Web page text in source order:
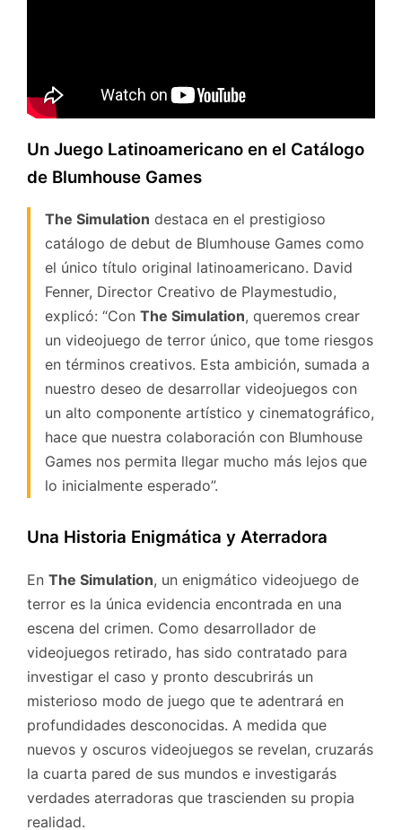
Un Juego Latinoamericano en el Catálogo
de Blumhouse Games
The Simulation destaca en el prestigioso
catálogo de debut de Blumhouse Games como
el único título original latinoamericano. David
Fenner, Director Creativo de Playmestudio,
explicó: “Con The Simulation, queremos crear
un videojuego de terror único, que tome riesgos
en términos creativos. Esta ambición, sumada a
nuestro deseo de desarrollar videojuegos con
un alto componente artístico y cinematográfico,
hace que nuestra colaboración con Blumhouse
Games nos permita llegar mucho más lejos que
lo inicialmente esperado”.
Una Historia Enigmática y Aterradora
En The Simulation, un enigmático videojuego de
terror es la única evidencia encontrada en una
escena del crimen. Como desarrollador de
videojuegos retirado, has sido contratado para
investigar el caso y pronto descubrirás un
misterioso modo de juego que te adentrará en
profundidades desconocidas. A medida que
nuevos y oscuros videojuegos se revelan, cruzarás
la cuarta pared de sus mundos e investigarás
verdades aterradoras que trascienden su propia
realidad.